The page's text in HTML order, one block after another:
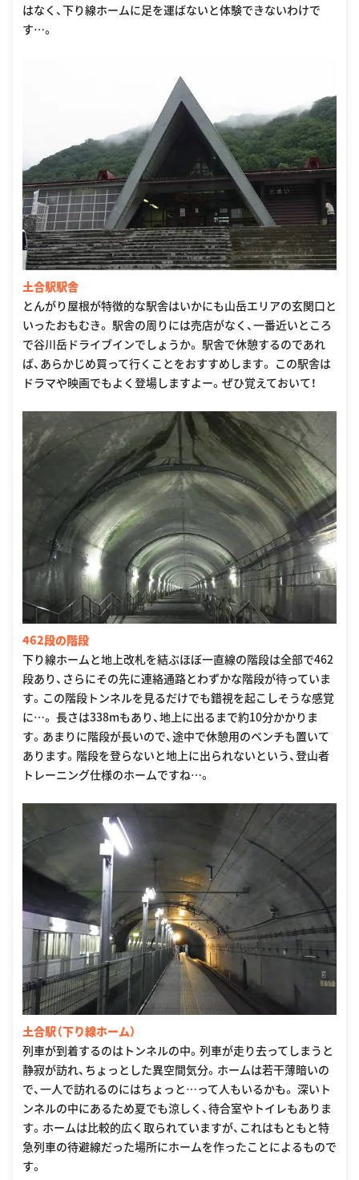
はなく、下り線ホームに足を運ばないと体験できないわけで
す…。
土合駅駅舎
とんがり屋根が特徴的な駅舎はいかにも山岳エリアの玄関口と
いったおもむき。 駅舎の周りには売店がなく、一番近いところ
で谷川岳ドライブインでしょうか。 駅舎で休憩するのであれ
ば、あらかじめ買って行くことをおすすめします。 この駅舎は
ドラマや映画でもよく登場しますよー。ぜひ覚えておいて！
462段の階段
下り線ホームと地上改札を結ぶほぼ一直線の階段は全部で462
段あり、さらにその先に連絡通路とわずかな階段が待っていま
す。この階段トンネルを見るだけでも錯視を起こしそうな感覚
に…。 長さは338mもあり、地上に出るまで約10分かかりま
す。あまりに階段が長いので、途中で休憩用のベンチも置いて
あります。階段を登らないと地上に出られないという、登山者
トレーニング仕様のホームですね…。
土合駅（下り線ホーム）
列車が到着するのはトンネルの中。列車が走り去ってしまうと
静寂が訪れ、ちょっとした異空間気分。ホームは若干薄暗いの
で、一人で訪れるのにはちょっと…って人もいるかも。 深いト
ンネルの中にあるため夏でも涼しく、待合室やトイレもありま
す。ホームは比較的広く取られていますが、これはもともと特
急列車の待避線だった場所にホームを作ったことによるもので
す。